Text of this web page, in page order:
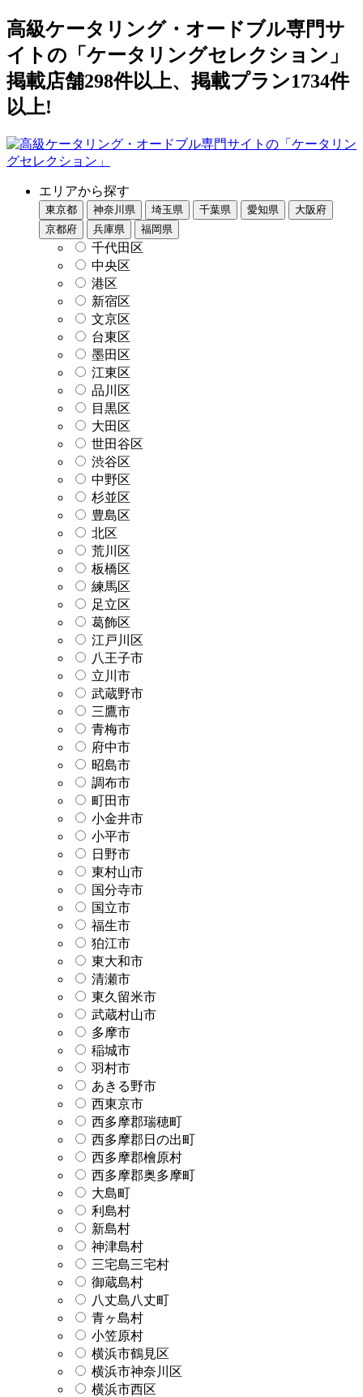
高級ケータリング・オードブル専門サ
イトの「ケータリングセレクション」
掲載店舗298件以上、掲載プラン1734件
以上!
エリアから探す
東京都 神奈川県 埼玉県 千葉県 愛知県
大阪府
京都府
兵庫県 福岡県
千代田区
中央区
港区
新宿区
文京区
台東区
墨田区
江東区
品川区
目黒区
大田区
世田谷区
渋谷区
中野区
杉並区
豊島区
北区
荒川区
板橋区
練馬区
足立区
葛飾区
江戸川区
八王子市
立川市
武蔵野市
三鷹市
青梅市
府中市
昭島市
調布市
町田市
小金井市
小平市
日野市
東村山市
国分寺市
国立市
福生市
狛江市
東大和市
清瀬市
東久留米市
武蔵村山市
多摩市
稲城市
羽村市
あきる野市
西東京市
西多摩郡瑞穂町
西多摩郡日の出町
西多摩郡檜原村
西多摩郡奥多摩町
大島町
利島村
新島村
神津島村
三宅島三宅村
御蔵島村
八丈島八丈町
青ヶ島村
小笠原村
横浜市鶴見区
横浜市神奈川区
横浜市西区